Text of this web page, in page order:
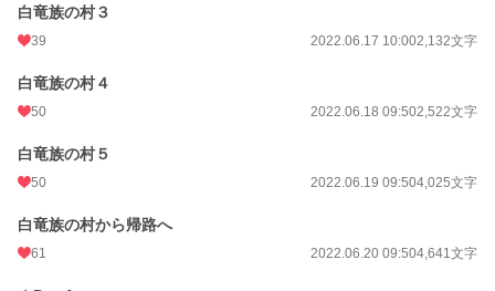
白竜族の村３
39 2022.06.17 10:002,132文字
白竜族の村４
50 2022.06.18 09:502,522文字
白竜族の村５
50 2022.06.19 09:504,025文字
白竜族の村から帰路へ
61 2022.06.20 09:504,641文字